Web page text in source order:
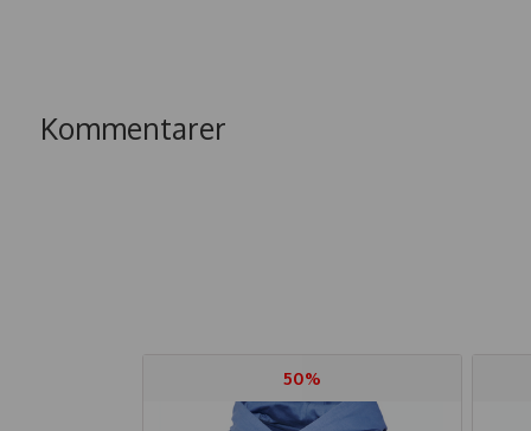
Kommentarer
50%